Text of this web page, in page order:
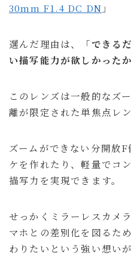
30mm F1.4 DC DN 」
選んだ理由は、「できる
い描写能力が欲しかったか
このレンズは一般的なズ
離が限定された単焦点レン
ズームができない分開放
ケを作れたり、軽量でコ
描写力を実現できます。
せっかくミラーレスカメ
マホとの差別化を図るた
わりたいという強い想い